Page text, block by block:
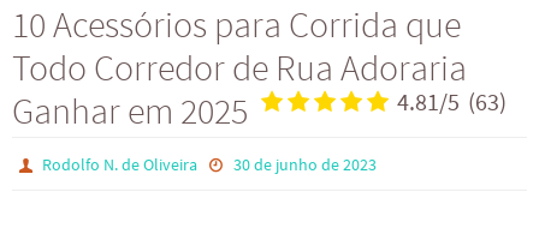
10 Acessórios para Corrida que
Todo Corredor de Rua Adoraria
Ganhar em 2025
4.81/5 (63)
Rodolfo N. de Oliveira 30 de junho de 2023